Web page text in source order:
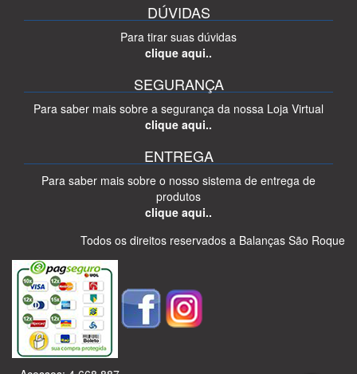
DÚVIDAS
Para tirar suas dúvidas
clique aqui..
SEGURANÇA
Para saber mais sobre a segurança da nossa Loja Virtual
clique aqui..
ENTREGA
Para saber mais sobre o nosso sistema de entrega de
produtos
clique aqui..
Todos os direitos reservados a Balanças São Roque